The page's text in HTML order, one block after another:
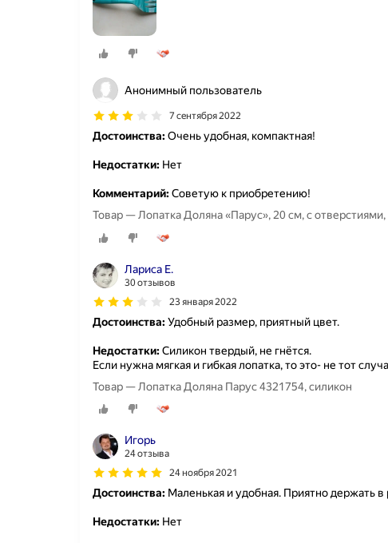
Анонимный пользователь
7 сентября 2022
Достоинства:Очень удобная, компактная!
Недостатки: Нет
Комментарий:Советую к приобретению!
Товар — Лопатка Доляна «Парус», 20 см, с
Лариса Е.
30 отзывов
23 января 2022
Достоинства:Удобный размер, приятный цвет.
Недостатки:Силикон твердый, не гнётся.
Если нужна мягкая и гибкая лопатка, то это- не тот
Товар — Лопатка Доляна Парус 4321754, силикон
Игорь
24 отзыва
24 ноября 2021
Достоинства: Маленькая и удобная. Приятно держать в
Недостатки: Нет